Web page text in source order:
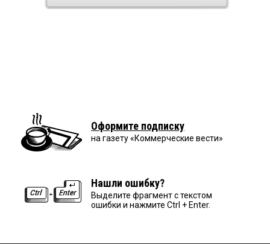
Оформите подписку
на газету «Коммерческие вести»
Нашли ошибку?
Выделите фрагмент с текстом
ошибки и нажмите Ctrl + Enter.